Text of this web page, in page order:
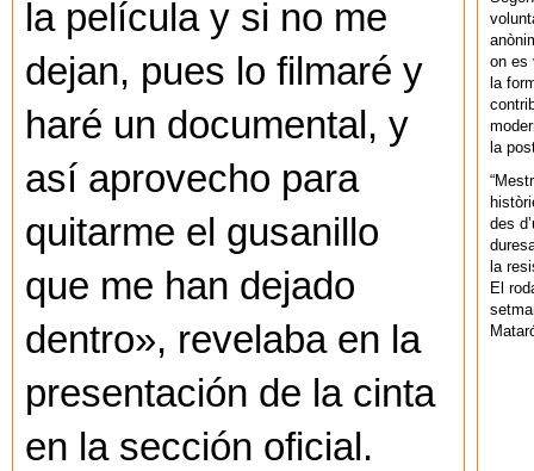
la película y si no me
dejan, pues lo filmaré y
haré un documental, y
así aprovecho para
quitarme el gusanillo
que me han dejado
dentro», revelaba en la
presentación de la cinta
en la sección oficial.
on es
la
la
des
la
El